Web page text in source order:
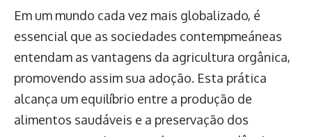
Em um mundo cada vez mais globalizado, é
essencial que as sociedades contempmeáneas
entendam as vantagens da agricultura orgânica,
promovendo assim sua adoção. Esta prática
alcança um equilíbrio entre a produção de
alimentos saudáveis e a preservação dos